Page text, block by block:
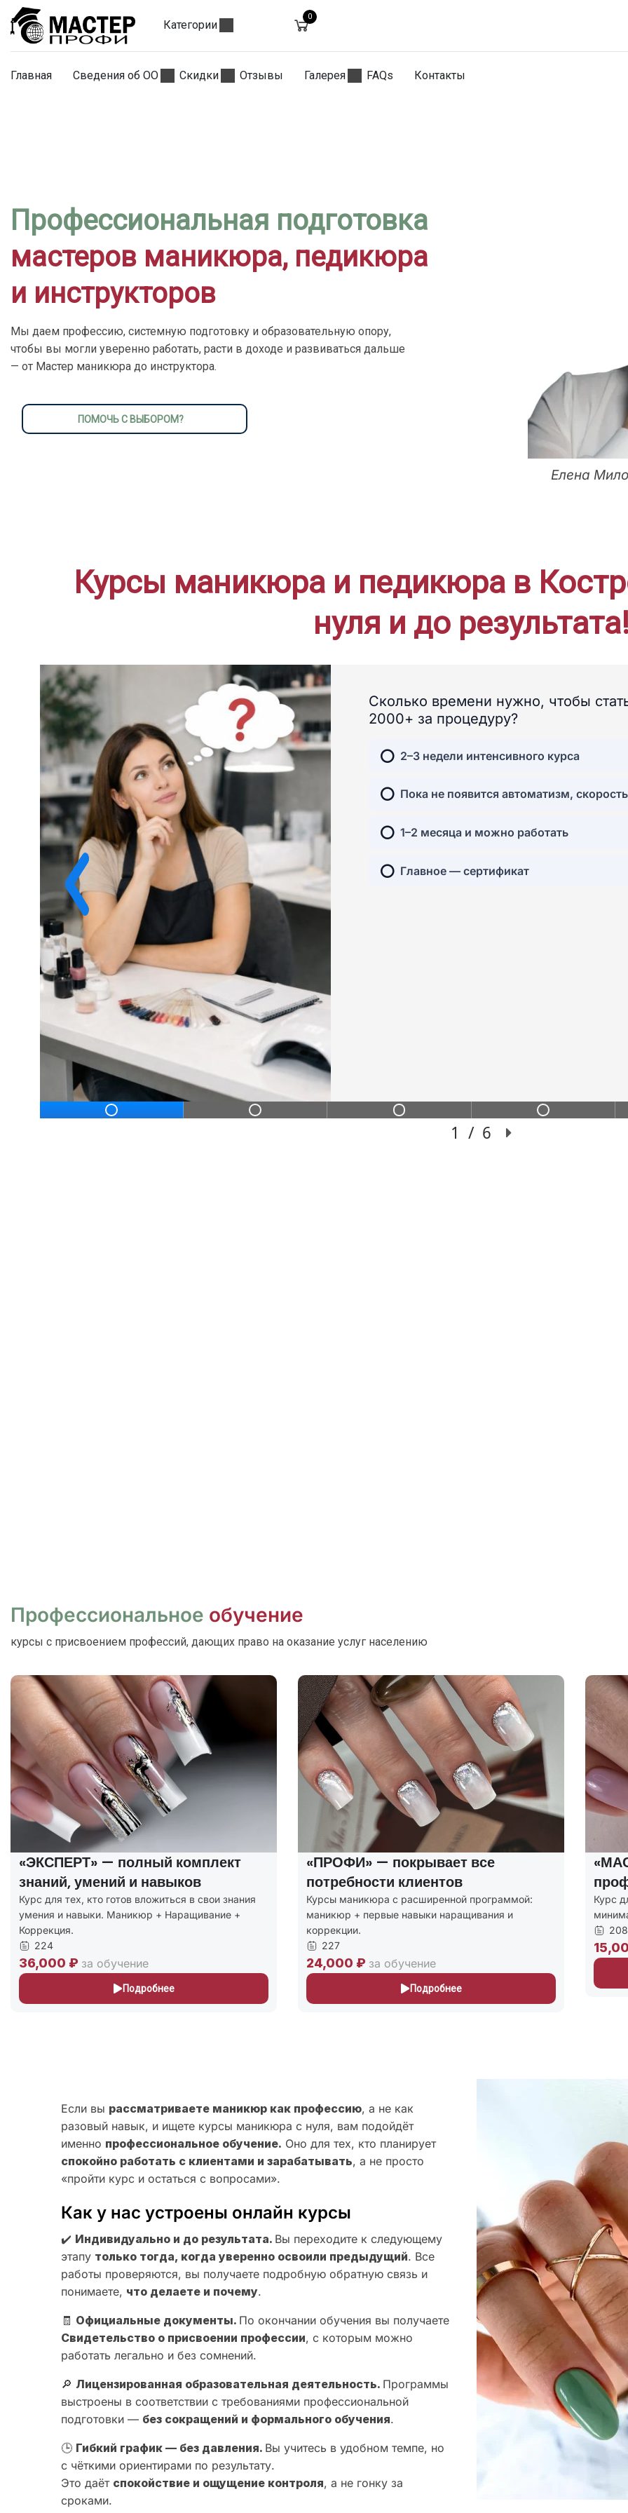
Категории
0
Главная Сведения об ОО Скидки Отзывы Галерея FAQs Контакты
Профессиональная подготовка
мастеров маникюра, педикюра
и инструкторов
Мы даем профессию, системную подготовку и образовательную опору,
чтобы вы могли уверенно работать, расти в доходе и развиваться дальше
— от Мастер маникюра до инструктора.
ПОМОЧЬ С ВЫБОРОМ?
Елена
Курсы маникюра и педикюра в
нуля и до результата!
Профессиональное обучение
курсы с присвоением профессий, дающих право на оказание услуг населению
«ЭКСПЕРТ» — полный комплект
знаний, умений и навыков
Курс для тех, кто готов вложиться в свои знания
умения и навыки. Маникюр + Наращивание +
Коррекция.
224
36,000 ₽ за обучение
Подробнее
«ПРОФИ» — покрывает все
потребности клиентов
Курсы маникюра с расширенной программой:
маникюр + первые навыки наращивания и
коррекции.
227
24,000 ₽ за обучение
Подробнее
Курс
208
Если вы рассматриваете маникюр как профессию, а не как
разовый навык, и ищете курсы маникюра с нуля, вам подойдёт
именно профессиональное обучение. Оно для тех, кто планирует
спокойно работать с клиентами и зарабатывать, а не просто
«пройти курс и остаться с вопросами».
Как у нас устроены онлайн курсы
✔️ Индивидуально и до результата. Вы переходите к следующему
этапу только тогда, когда уверенно освоили предыдущий. Все
работы проверяются, вы получаете подробную обратную связь и
понимаете, что делаете и почему.
🧾 Официальные документы. По окончании обучения вы получаете
Свидетельство о присвоении профессии, с которым можно
работать легально и без сомнений.
🔎 Лицензированная образовательная деятельность. Программы
выстроены в соответствии с требованиями профессиональной
подготовки — без сокращений и формального обучения.
🕒 Гибкий график — без давления. Вы учитесь в удобном темпе, но
с чёткими ориентирами по результату.
Это даёт спокойствие и ощущение контроля, а не гонку за
сроками.